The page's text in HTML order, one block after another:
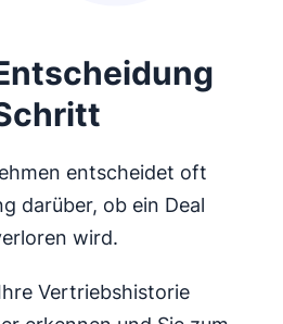
entscheidet oft
darüber, ob ein Deal
wird.
Vertriebshistorie